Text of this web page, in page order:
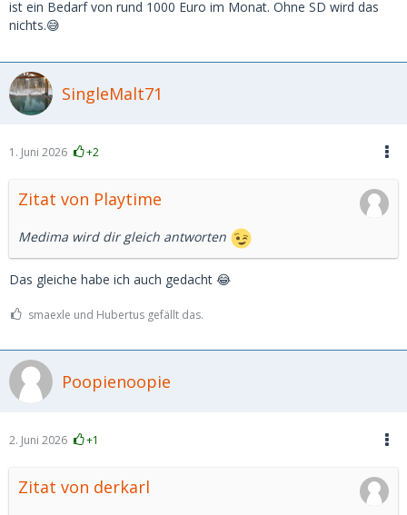
ist ein Bedarf von rund 1000 Euro im Monat. Ohne SD wird das
nichts.😅
SingleMalt71
1. Juni 2026 +2
Zitat von Playtime
Medima wird dir gleich antworten
Das gleiche habe ich auch gedacht 😂
smaexle und Hubertus gefällt das.
Poopienoopie
2. Juni 2026 +1
Zitat von derkarl